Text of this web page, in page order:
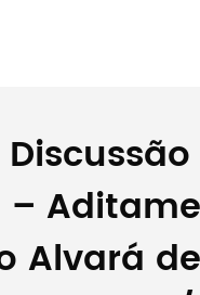
–
Alvará de